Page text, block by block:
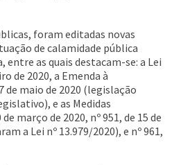
foram editadas novas
de calamidade pública
entre as quais destacam-se: a Lei
de 2020, a Emenda à
de maio de 2020 (legislação
e as Medidas
março de 2020, nº 951, de 15 de
a Lei nº 13.979/2020), e nº 961,